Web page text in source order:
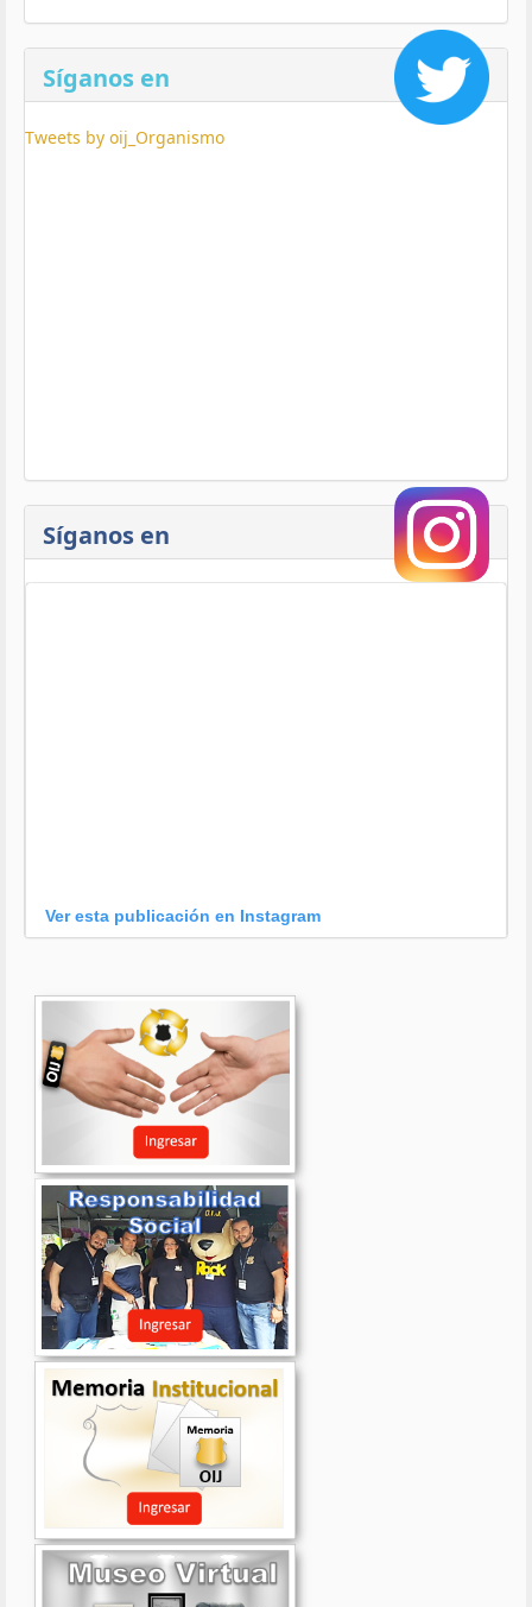
Síganos en
Tweets by oij_Organismo
Síganos en
Ver esta publicación en Instagram